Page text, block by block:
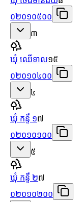
០២០១០៥០០
៣
ឃុំ ឈើទាល១៥
០២០១០៤០០
៤
ឃុំ កន្ទឺ ១៧
០២០១០១០០
៥
ឃុំ កន្ទឺ ២៧
០២០១០២០០